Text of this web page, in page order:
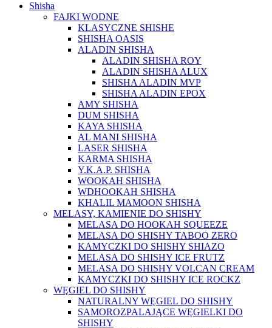
Shisha
FAJKI WODNE
KLASYCZNE SHISHE
SHISHA OASIS
ALADIN SHISHA
ALADIN SHISHA ROY
ALADIN SHISHA ALUX
SHISHA ALADIN MVP
SHISHA ALADIN EPOX
AMY SHISHA
DUM SHISHA
KAYA SHISHA
AL MANI SHISHA
LASER SHISHA
KARMA SHISHA
Y.K.A.P. SHISHA
WOOKAH SHISHA
WDHOOKAH SHISHA
KHALIL MAMOON SHISHA
MELASY, KAMIENIE DO SHISHY
MELASA DO HOOKAH SQUEEZE
MELASA DO SHISHY TABOO ZERO
KAMYCZKI DO SHISHY SHIAZO
MELASA DO SHISHY ICE FRUTZ
MELASA DO SHISHY VOLCAN CREAM
KAMYCZKI DO SHISHY ICE ROCKZ
WĘGIEL DO SHISHY
NATURALNY WĘGIEL DO SHISHY
SAMOROZPALAJĄCE WĘGIELKI DO
SHISHY